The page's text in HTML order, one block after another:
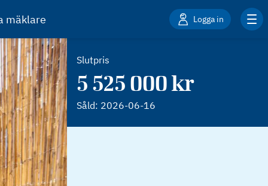
mäklare Logga in
Slutpris
5 525 000 kr
Såld: 2026-06-16